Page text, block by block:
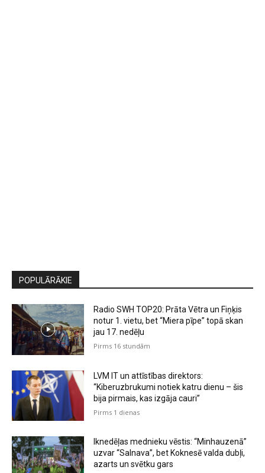
POPULĀRĀKIE
Radio SWH TOP20: Prāta Vētra un Fiņķis
notur 1. vietu, bet “Miera pīpe” topā skan
jau 17. nedēļu
Pirms 16 stundām
LVM IT un attīstības direktors:
“Kiberuzbrukumi notiek katru dienu – šis
bija pirmais, kas izgāja cauri”
Pirms 1 dienas
Iknedēļas mednieku vēstis: “Minhauzenā”
uzvar “Salnava”, bet Koknesē valda dubļi,
azarts un svētku gars